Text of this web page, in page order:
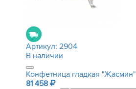
Артикул: 2904
В наличии
Конфетница гладкая "Жасмин"
81 458